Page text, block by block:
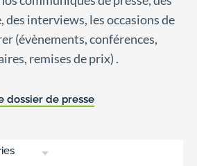
des interviews, les occasions de
(évènements, conférences,
remises de prix) .
dossier de presse